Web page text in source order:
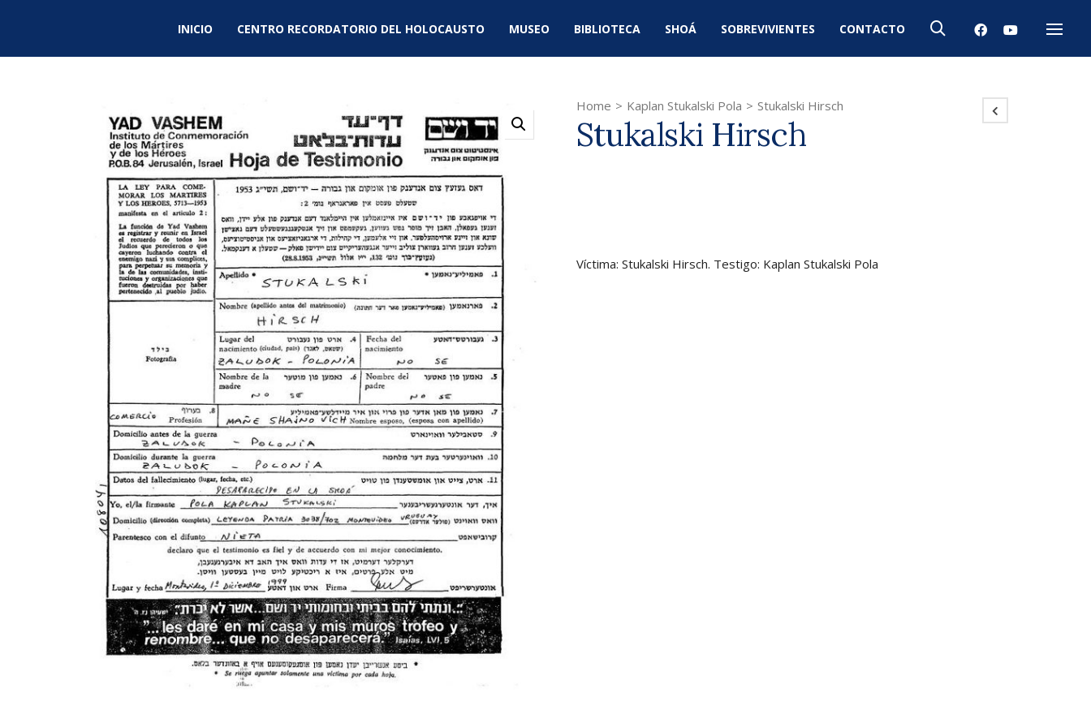
INICIO CENTRO RECORDATORIO DEL HOLOCAUSTO MUSEO BIBLIOTECA SHOÁ SOBREVIVIENTES CONTACTO
Menú
Home > Kaplan Stukalski Pola > Stukalski Hirsch
Stukalski Hirsch
Víctima: Stukalski Hirsch. Testigo: Kaplan Stukalski Pola